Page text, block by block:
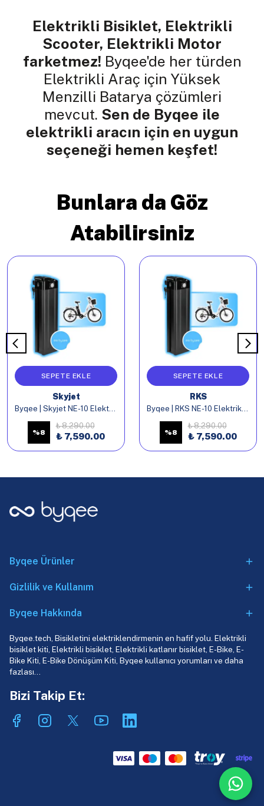
Elektrikli Bisiklet, Elektrikli
Scooter, Elektrikli Motor
farketmez! Byqee'de her türden
Elektrikli Araç için Yüksek
Menzilli Batarya çözümleri
mevcut. Sen de Byqee ile
elektrikli aracın için en uygun
seçeneği hemen keşfet!
Bunlara da Göz
Atabilirsiniz
SEPETE EKLE
Skyjet
Byqee | Skyjet NE-10 Elektrikli Bisiklet Batarya
%8
₺ 8,290.00
₺ 7,590.00
SEPETE EKLE
RKS
Byqee | RKS NE-10 Elektrikli Bisiklet Batarya
%8
₺ 8,290.00
₺ 7,590.00
Byqee Ürünler
Gizlilik ve Kullanım
Byqee Hakkında
Byqee.tech, Bisikletini elektriklendirmenin en hafif yolu. Elektrikli
bisiklet kiti, Elektrikli bisiklet, Elektrikli katlanır bisiklet, E-Bike, E-
Bike Kiti, E-Bike Dönüşüm Kiti, Byqee kullanıcı yorumları ve daha
fazlası…
Bizi Takip Et: